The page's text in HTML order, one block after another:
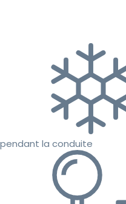
pendant la conduite